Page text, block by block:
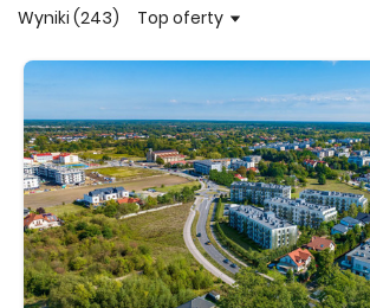
Wyniki (243) Top oferty